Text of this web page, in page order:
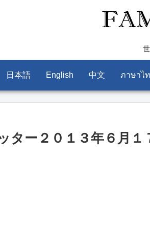
日本語 English 中文 ภาษาไ
ター２０１３年６月１